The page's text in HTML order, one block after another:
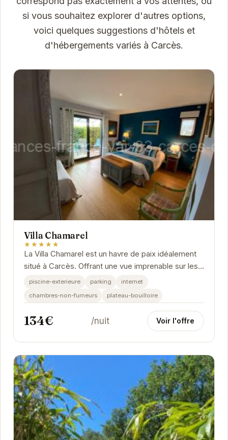
si vous souhaitez explorer d'autres options,
voici quelques suggestions d'hôtels et
d'hébergements variés à Carcès.
Villa Chamarel
★★★★★
La Villa Chamarel est un havre de paix idéalement
situé à Carcès. Offrant une vue imprenable sur les
paysages environnants, cette villa dispose...
piscine-exterieure parking
internet
chambres-non-fumeurs
plateau-bouilloire
134€ /nuit Voir l'offre